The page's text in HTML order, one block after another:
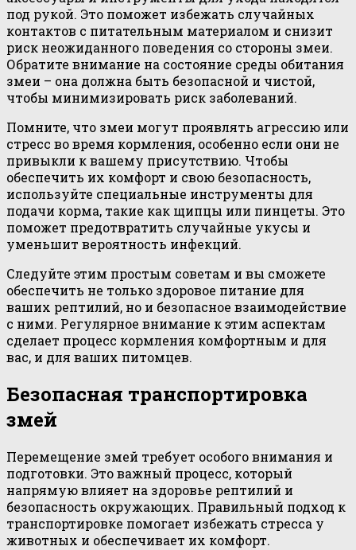
под рукой. Это поможет избежать случайных
контактов с питательным материалом и снизит
риск неожиданного поведения со стороны змеи.
Обратите внимание на состояние среды обитания
змеи – она должна быть безопасной и чистой,
чтобы минимизировать риск заболеваний.
Помните, что змеи могут проявлять агрессию или
стресс во время кормления, особенно если они не
привыкли к вашему присутствию. Чтобы
обеспечить их комфорт и свою безопасность,
используйте специальные инструменты для
подачи корма, такие как щипцы или пинцеты. Это
поможет предотвратить случайные укусы и
уменьшит вероятность инфекций.
Следуйте этим простым советам и вы сможете
обеспечить не только здоровое питание для
ваших рептилий, но и безопасное взаимодействие
с ними. Регулярное внимание к этим аспектам
сделает процесс кормления комфортным и для
вас, и для ваших питомцев.
Безопасная транспортировка
змей
Перемещение змей требует особого внимания и
подготовки. Это важный процесс, который
напрямую влияет на здоровье рептилий и
безопасность окружающих. Правильный подход к
транспортировке помогает избежать стресса у
животных и обеспечивает их комфорт.